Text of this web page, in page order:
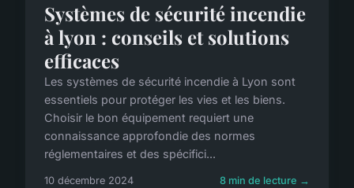
Systèmes de sécurité incendie
à lyon : conseils et solutions
efficaces
Les systèmes de sécurité incendie à Lyon sont
essentiels pour protéger les vies et les biens.
Choisir le bon équipement requiert une
connaissance approfondie des normes
réglementaires et des spécifici...
10 décembre 2024 8 min de lecture →